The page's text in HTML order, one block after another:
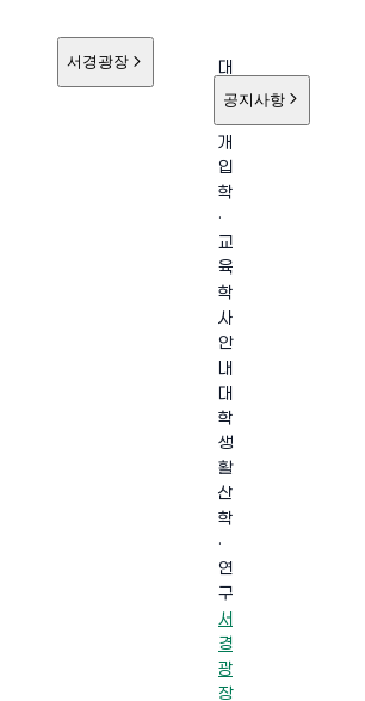
서경광장
대
학
개
입
학
·
교
육
학
사
안
내
대
학
생
활
산
학
·
연
구
서
경
광
장
공지사항